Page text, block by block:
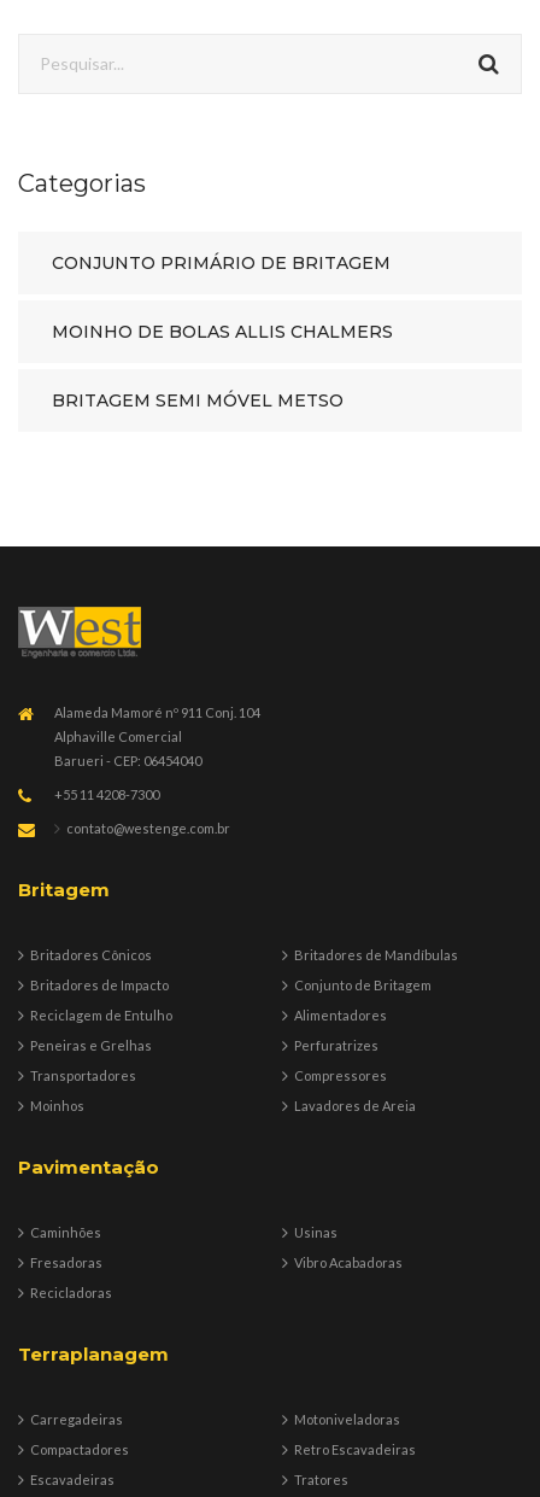
Categorias
CONJUNTO PRIMÁRIO DE BRITAGEM
MOINHO DE BOLAS ALLIS CHALMERS
BRITAGEM SEMI MÓVEL METSO
Alameda Mamoré nº 911 Conj. 104
Alphaville Comercial
Barueri - CEP: 06454040
+55 11 4208-7300
contato@westenge.com.br
Britagem
Britadores Cônicos
Britadores de Impacto
Reciclagem de Entulho
Peneiras e Grelhas
Transportadores
Moinhos
Britadores de Mandíbulas
Conjunto de Britagem
Alimentadores
Perfuratrizes
Compressores
Lavadores de Areia
Pavimentação
Caminhões
Fresadoras
Recicladoras
Usinas
Vibro Acabadoras
Terraplanagem
Carregadeiras
Compactadores
Escavadeiras
Motoniveladoras
Retro Escavadeiras
Tratores